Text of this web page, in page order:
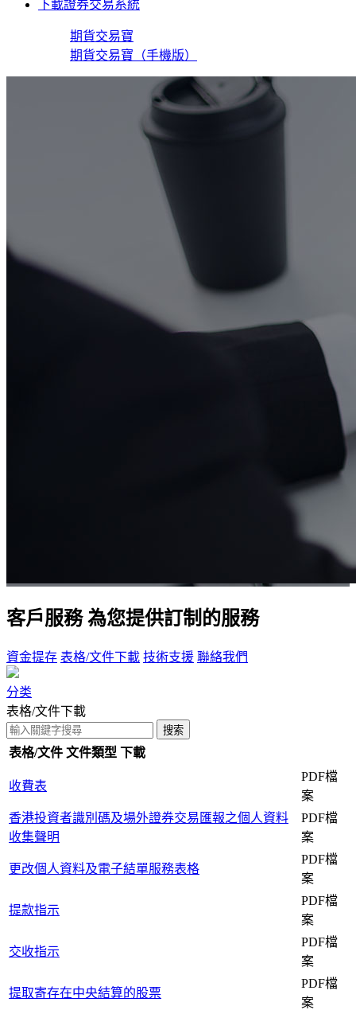
下載證券交易系統
期貨交易寶
期貨交易寶（手機版）
客戶服務為您提供訂制的服務
資金提存 表格/文件下載 技術支援 聯絡我們
分类
表格/文件下載
表格/文件 文件類型 下載
收費表
PDF檔
案
香港投資者識別碼及場外證券交易匯報之個人資料
收集聲明
PDF檔
案
更改個人資料及電子結單服務表格
PDF檔
案
提款指示
PDF檔
案
交收指示
PDF檔
案
提取寄存在中央結算的股票
PDF檔
案